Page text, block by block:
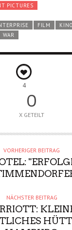
PICTURES
FILM KINO
WAR
4
0
X GETEILT
VORHERIGER BEITRAG
NÄCHSTER BEITRAG